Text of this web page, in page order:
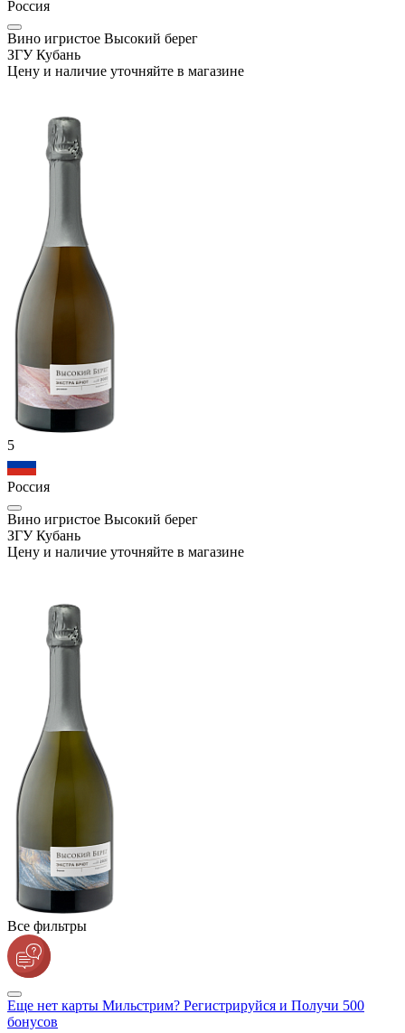
Россия
Вино игристое Высокий берег
ЗГУ Кубань
Цену и наличие уточняйте в магазине
5
Россия
Вино игристое Высокий берег
ЗГУ Кубань
Цену и наличие уточняйте в магазине
Все фильтры
Еще нет карты Мильстрим? Регистрируйся и Получи 500
бонусов